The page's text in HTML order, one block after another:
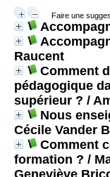
Faire une
Raucent
Comment
pédagogique
supérieur ? /
Nous
Cécile Vander
Comment
formation ? /
Geneviève